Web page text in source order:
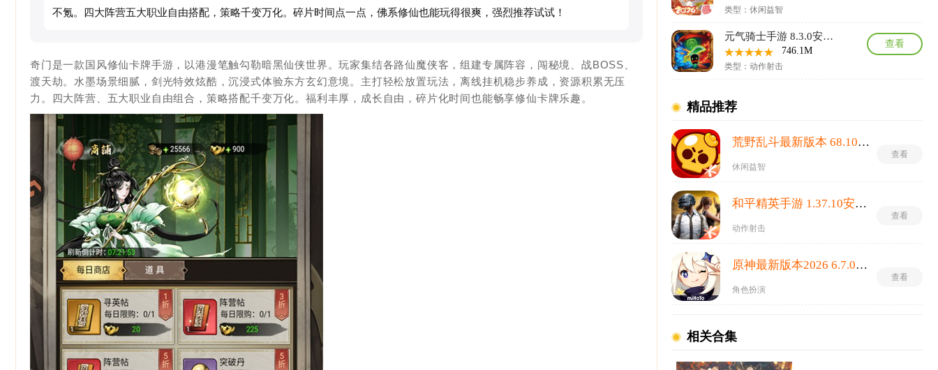
不氪。四大阵营五大职业自由搭配，策略千变万化。碎片时间点一点，佛系修仙也能玩得很爽，强烈推荐试试！
奇门是一款国风修仙卡牌手游，以港漫笔触勾勒暗黑仙侠世界。玩家集结各路仙魔侠客，组建专属阵容，闯秘境、战BOSS、
渡天劫。水墨场景细腻，剑光特效炫酷，沉浸式体验东方玄幻意境。主打轻松放置玩法，离线挂机稳步养成，资源积累无压
力。四大阵营、五大职业自由组合，策略搭配千变万化。福利丰厚，成长自由，碎片化时间也能畅享修仙卡牌乐趣。
类型：休闲益智
元气骑士手游 8.3.0安卓版
746.1M
类型：动作射击
查看
精品推荐
查看
荒野乱斗最新版本 68.10.1安卓版
休闲益智
查看
和平精英手游 1.37.10安卓版
动作射击
查看
原神最新版本2026 6.7.0_45486583_45768959安卓版
角色扮演
相关合集